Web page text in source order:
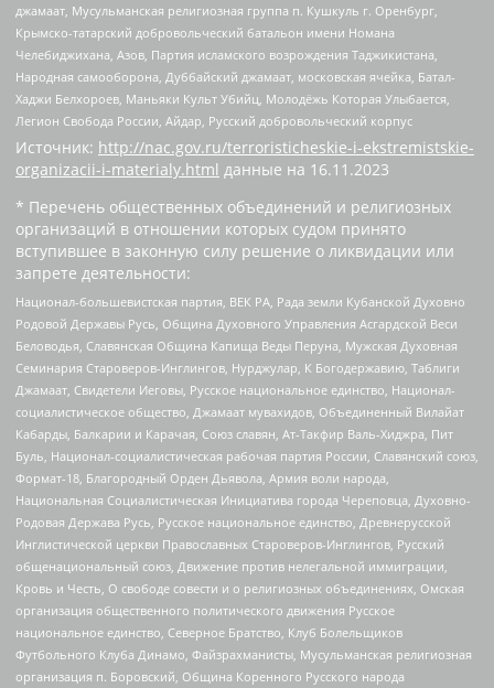
джамаат, Мусульманская религиозная группа п. Кушкуль г. Оренбург,
Крымско-татарский добровольческий батальон имени Номана
Челебиджихана, Азов, Партия исламского возрождения Таджикистана,
Народная самооборона, Дуббайский джамаат, московская ячейка, Батал-
Хаджи Белхороев, Маньяки Культ Убийц, Молодёжь Которая Улыбается,
Легион Свобода России, Айдар, Русский добровольческий корпус
Источник: http://nac.gov.ru/terroristicheskie-i-ekstremistskie-
organizacii-i-materialy.html данные на 16.11.2023
* Перечень общественных объединений и религиозных
организаций в отношении которых судом принято
вступившее в законную силу решение о ликвидации или
запрете деятельности:
Национал-большевистская партия, ВЕК РА, Рада земли Кубанской Духовно
Родовой Державы Русь, Община Духовного Управления Асгардской Веси
Беловодья, Славянская Община Капища Веды Перуна, Мужская Духовная
Семинария Староверов-Инглингов, Нурджулар, К Богодержавию, Таблиги
Джамаат, Свидетели Иеговы, Русское национальное единство, Национал-
социалистическое общество, Джамаат мувахидов, Объединенный Вилайат
Кабарды, Балкарии и Карачая, Союз славян, Ат-Такфир Валь-Хиджра, Пит
Буль, Национал-социалистическая рабочая партия России, Славянский союз,
Формат-18, Благородный Орден Дьявола, Армия воли народа,
Национальная Социалистическая Инициатива города Череповца, Духовно-
Родовая Держава Русь, Русское национальное единство, Древнерусской
Инглистической церкви Православных Староверов-Инглингов, Русский
общенациональный союз, Движение против нелегальной иммиграции,
Кровь и Честь, О свободе совести и о религиозных объединениях, Омская
организация общественного политического движения Русское
национальное единство, Северное Братство, Клуб Болельщиков
Футбольного Клуба Динамо, Файзрахманисты, Мусульманская религиозная
организация п. Боровский, Община Коренного Русского народа